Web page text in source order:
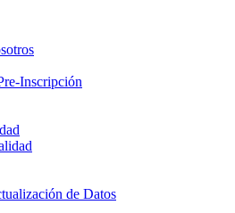
Inscripción
de Datos